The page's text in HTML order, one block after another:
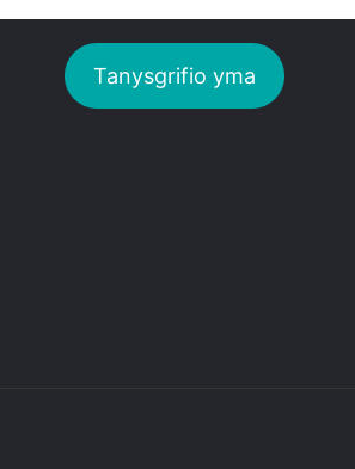
Tanysgrifio yma